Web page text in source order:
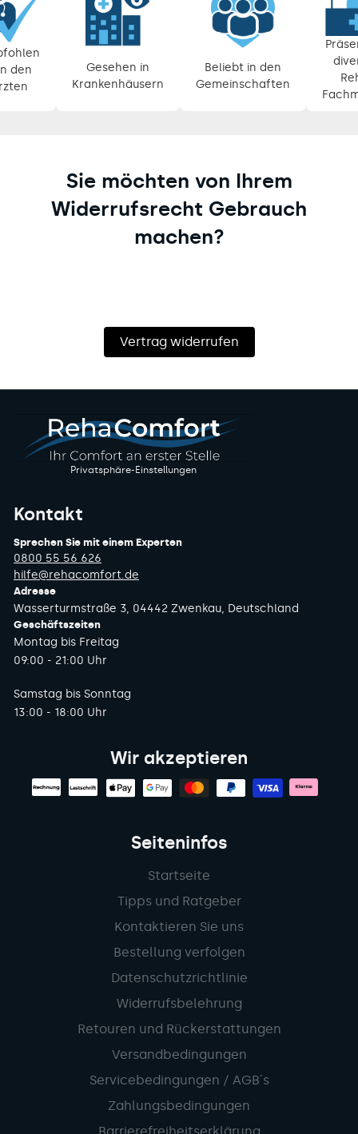
Diashow
den
Gesehen in
Krankenhäusern
Beliebt in den
Gemeinschaften
Sie möchten von Ihrem
Widerrufsrecht Gebrauch
machen?
Vertrag widerrufen
Privatsphäre-Einstellungen
Kontakt
Sprechen Sie mit einem Experten
0800 55 56 626
hilfe@rehacomfort.de
Adresse
Wasserturmstraße 3, 04442 Zwenkau, Deutschland
Geschäftszeiten
Montag bis Freitag
09:00 - 21:00 Uhr
Samstag bis Sonntag
13:00 - 18:00 Uhr
Wir akzeptieren
Seiteninfos
Startseite
Tipps und Ratgeber
Kontaktieren Sie uns
Bestellung verfolgen
Datenschutzrichtlinie
Widerrufsbelehrung
Retouren und Rückerstattungen
Versandbedingungen
Servicebedingungen / AGB´s
Zahlungsbedingungen